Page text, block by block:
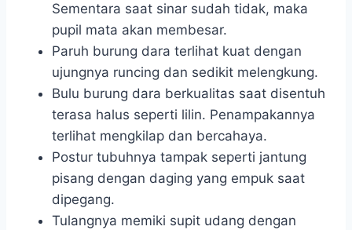
Sementara saat sinar sudah tidak, maka
pupil mata akan membesar.
Paruh burung dara terlihat kuat dengan
ujungnya runcing dan sedikit melengkung.
Bulu burung dara berkualitas saat disentuh
terasa halus seperti lilin. Penampakannya
terlihat mengkilap dan bercahaya.
Postur tubuhnya tampak seperti jantung
pisang dengan daging yang empuk saat
dipegang.
Tulangnya memiki supit udang dengan